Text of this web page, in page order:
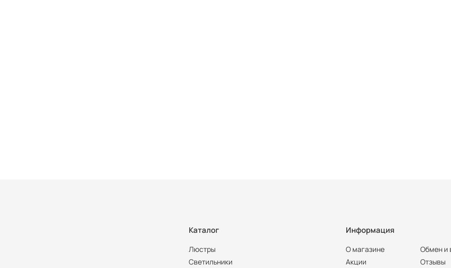
Каталог
Люстры
Светильники
Информация
О магазине
Акции
Обмен и
Отзывы